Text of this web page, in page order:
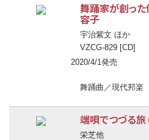
舞踊家が創っ
容子
宇治紫文 ほか
VZCG-829 [CD]
2020/4/1発売
舞踊曲／現代邦楽
端唄でつづる旅
栄芝他